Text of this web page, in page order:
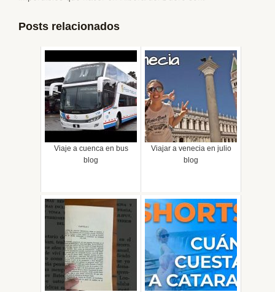
Posts relacionados
Viaje a cuenca en bus
blog
Viajar a venecia en julio
blog